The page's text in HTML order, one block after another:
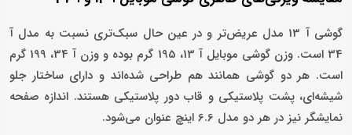
گوشی آ 13 مدل عریض‌تر و در عین حال سبک‌تری نسبت به مدل آ
34 است. وزن گوشی موبایل آ 13، 195 گرم بوده و وزن آ 34، 199 گرم
است. هر دو گوشی همانند هم طراحی شده‌اند و دارای ساختار جلو
شیشه‌ای، پشت پلاستیکی و قاب دور پلاستیکی هستند. اندازه صفحه
نمایشگر نیز در هر دو مدل 6.6 اینچ عنوان می‌شود.